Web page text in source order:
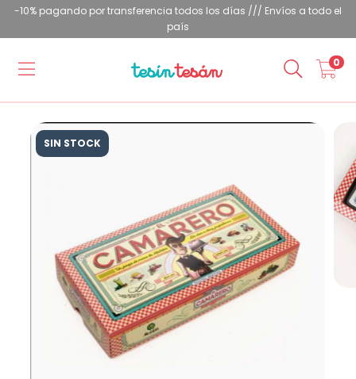
-10% pagando por transferencia todos los días /// Envíos a todo el
país
0
SIN STOCK